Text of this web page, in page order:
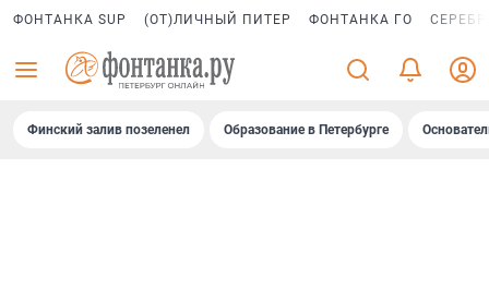
ФОНТАНКА SUP (ОТ)ЛИЧНЫЙ ПИТЕР ФОНТАНКА ГО
Финский залив позеленел Образование в Петербурге